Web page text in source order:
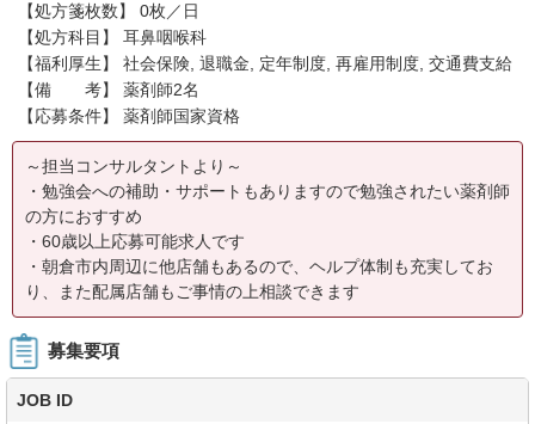
【処方箋枚数】 0枚／日
【処方科目】 耳鼻咽喉科
【福利厚生】 社会保険, 退職金, 定年制度, 再雇用制度, 交通費支給
【備 考】 薬剤師2名
【応募条件】 薬剤師国家資格
～担当コンサルタントより～
・勉強会への補助・サポートもありますので勉強されたい薬剤師
の方におすすめ
・60歳以上応募可能求人です
・朝倉市内周辺に他店舗もあるので、ヘルプ体制も充実してお
り、また配属店舗もご事情の上相談できます
募集要項
JOB ID